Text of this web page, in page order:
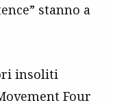
stanno a
insoliti
Four